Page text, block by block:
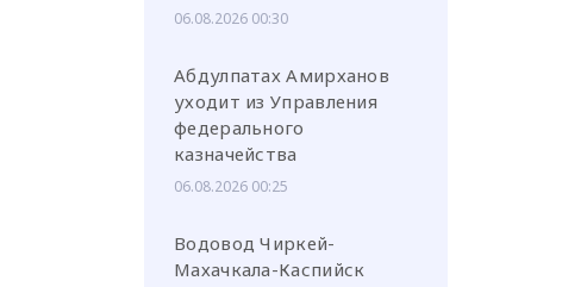
или через соц. сети
06.08.2026 00:30
Абдулпатах Амирханов
уходит из Управления
федерального
казначейства
06.08.2026 00:25
Водовод Чиркей-
Махачкала-Каспийск